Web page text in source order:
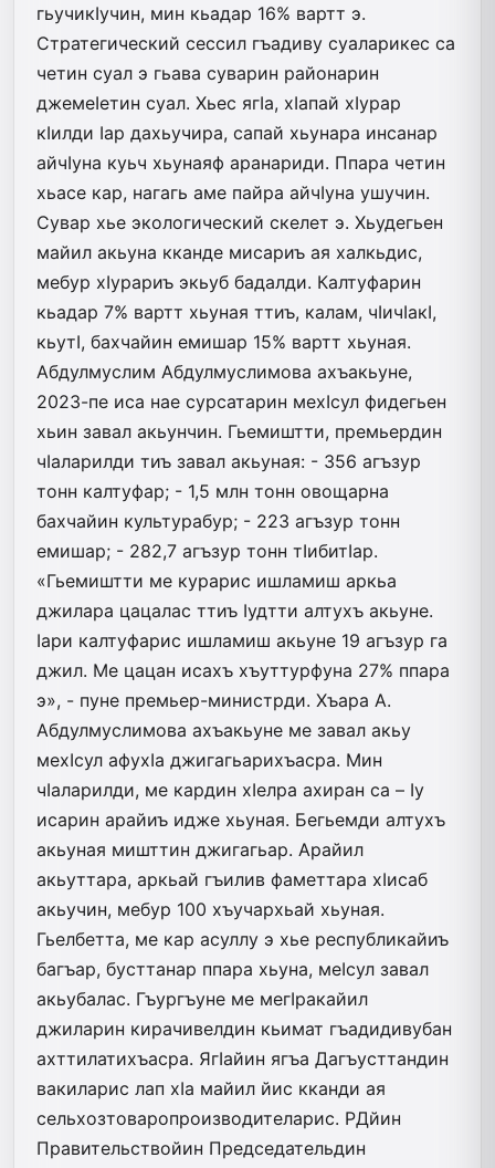
гьучикIучин, мин кьадар 16% вартт э.
Стратегический сессил гъадиву суаларикес са
четин суал э гьава суварин районарин
джемеIетин суал. Хьес ягIа, хIапай хIурар
кIилди Iар дахьучира, сапай хьунара инсанар
айчIуна куьч хьунаяф аранариди. Ппара четин
хьасе кар, нагагь аме пайра айчIуна ушучин.
Сувар хье экологический скелет э. Хьудегьен
майил акьуна кканде мисариъ ая халкьдис,
мебур хIурариъ экьуб бадалди. Калтуфарин
кьадар 7% вартт хьуная ттиъ, калам, чIичIакI,
кьутI, бахчайин емишар 15% вартт хьуная.
Абдулмуслим Абдулмуслимова ахъакьуне,
2023-пе иса нае сурсатарин мехIсул фидегьен
хьин завал акьунчин. Гьемиштти, премьердин
чIаларилди тиъ завал акьуная: - 356 агъзур
тонн калтуфар; - 1,5 млн тонн овощарна
бахчайин культурабур; - 223 агъзур тонн
емишар; - 282,7 агъзур тонн тIибитIар.
«Гьемиштти ме курарис ишламиш аркьа
джилара цацалас ттиъ Iудтти алтухъ акьуне.
Iари калтуфарис ишламиш акьуне 19 агъзур га
джил. Ме цацан исахъ хъуттурфуна 27% ппара
э», - пуне премьер-министрди. Хъара А.
Абдулмуслимова ахъакьуне ме завал акьу
мехIсул афухIа джигагьарихъасра. Мин
чIаларилди, ме кардин хIелра ахиран са – Iу
исарин арайиъ идже хьуная. Бегьемди алтухъ
акьуная мишттин джигагьар. Арайил
акьуттара, аркьай гъилив фаметтара хIисаб
акьучин, мебур 100 хъучархьай хьуная.
Гьелбетта, ме кар асуллу э хье республикайиъ
багъар, бусттанар ппара хьуна, меIсул завал
акьубалас. Гъургъуне ме мегIракайил
джиларин кирачивелдин кьимат гъадидивубан
ахттилатихъасра. ЯгIайин ягъа Дагъусттандин
вакиларис лап хIа майил йис кканди ая
сельхозтоваропроизводителарис. РДйин
Правительствойин Председательдин